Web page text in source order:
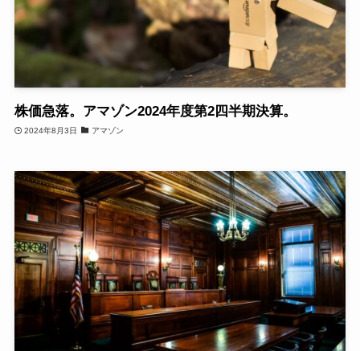
株価急落。アマゾン2024年度第2四半期決算。
2024年8月3日 アマゾン